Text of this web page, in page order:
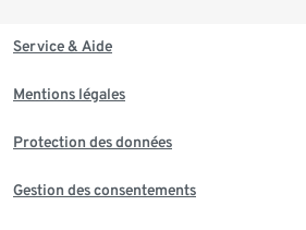
Service & Aide
Mentions légales
Protection des données
Gestion des consentements